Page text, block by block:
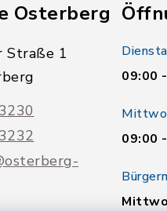
Osterberg
Straße 1
09:00
09:00